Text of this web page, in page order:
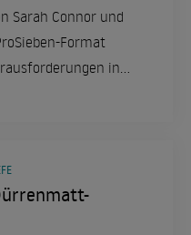
Sarah Connor und
Format
in
und ihren